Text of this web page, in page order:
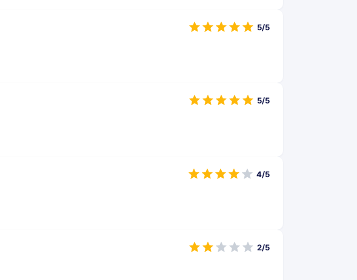
5/5
5/5
4/5
2/5